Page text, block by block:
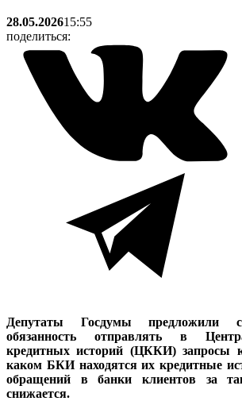
28.05.202615:55
поделиться:
Депутаты Госдумы предложили
обязанность отправлять в
кредитных историй (ЦККИ) запросы
каком БКИ находятся их кредитные
обращений в банки клиентов за
снижается.